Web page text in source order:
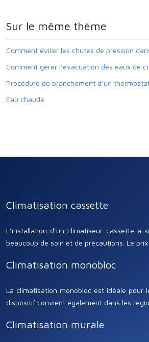
Sur le même thème
Comment éviter les chutes de pression
Comment gérer l’évacuation des eaux de
Procédure de branchement d’un
Eau chaude
Climatisation cassette
L’installation d’un climatiseur cassette
beaucoup de soin et de précautions. Le
Climatisation monobloc
La climatisation monobloc est idéale
dispositif convient également dans les
Climatisation murale